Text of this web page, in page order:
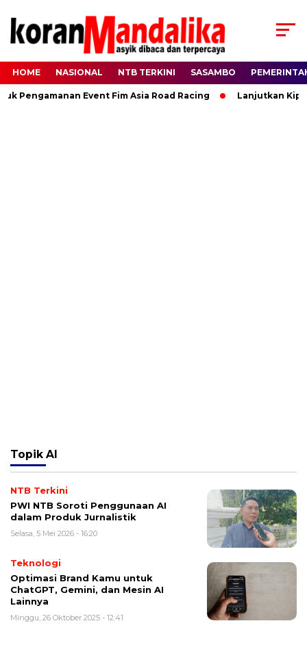
HOME NASIONAL NTB TERKINI SASAMBO
Pengamanan Event Fim Asia Road Racing Lanjutkan
Topik AI
NTB Terkini
PWI NTB Soroti Penggunaan AI
dalam Produk Jurnalistik
Selasa, 5 Mei 2026 - 16:20
Teknologi
Optimasi Brand Kamu untuk
ChatGPT, Gemini, dan Mesin AI
Lainnya
Minggu, 26 Oktober 2025 - 12:41